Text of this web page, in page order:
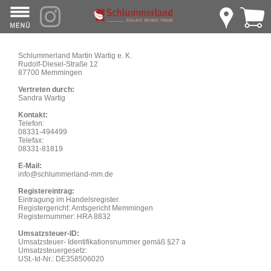
Schlummerland Martin Wartig e. K.
Rudolf-Diesel-Straße 12
87700 Memmingen
Vertreten durch:
Sandra Wartig
Kontakt:
Telefon:
08331-494499
Telefax:
08331-81819
E-Mail:
info@schlummerland-mm.de
Registereintrag:
Eintragung im Handelsregister.
Registergericht: Amtsgericht Memmingen
Registernummer: HRA 8832
Umsatzsteuer-ID:
Umsatzsteuer- Identifikationsnummer gemäß §27 a
Umsatzsteuergesetz:
USt.-Id-Nr.: DE358506020